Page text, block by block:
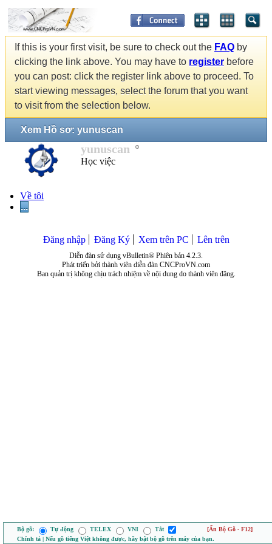
If this is your first visit, be sure to check out the FAQ by
clicking the link above. You may have to register before
you can post: click the register link above to proceed. To
start viewing messages, select the forum that you want
to visit from the selection below.
Xem Hồ sơ: yunuscan
yunuscan
Học việc
Về tôi
...
Đăng nhập Đăng Ký Xem trên PC Lên trên
Diễn đàn sử dụng vBulletin® Phiên bản 4.2.3.
Phát triển bởi thành viên diễn đàn CNCProVN.com
Ban quản trị không chịu trách nhiệm về nội dung do thành viên đăng.
Bộ gõ: Tự động TELEX VNI Tắt
[Ẩn Bộ Gõ - F12]
Chính tả | Nếu gõ tiếng Việt không được, hãy bật bộ gõ trên máy của bạn.